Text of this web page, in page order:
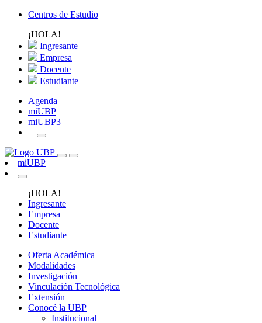
Centros de Estudio
¡HOLA!
Ingresante
Empresa
Docente
Estudiante
Agenda
miUBP
miUBP3
miUBP
¡HOLA!
Ingresante
Empresa
Docente
Estudiante
Oferta Académica
Modalidades
Investigación
Vinculación Tecnológica
Extensión
Conocé la UBP
Institucional